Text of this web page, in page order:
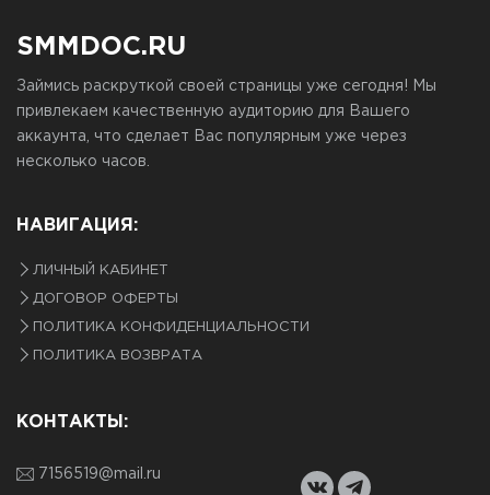
SMMDOC.RU
Займись раскруткой своей страницы уже сегодня! Мы
привлекаем качественную аудиторию для Вашего
аккаунта, что сделает Вас популярным уже через
несколько часов.
НАВИГАЦИЯ:
ЛИЧНЫЙ КАБИНЕТ
ДОГОВОР ОФЕРТЫ
ПОЛИТИКА КОНФИДЕНЦИАЛЬНОСТИ
ПОЛИТИКА ВОЗВРАТА
КОНТАКТЫ:
7156519@mail.ru